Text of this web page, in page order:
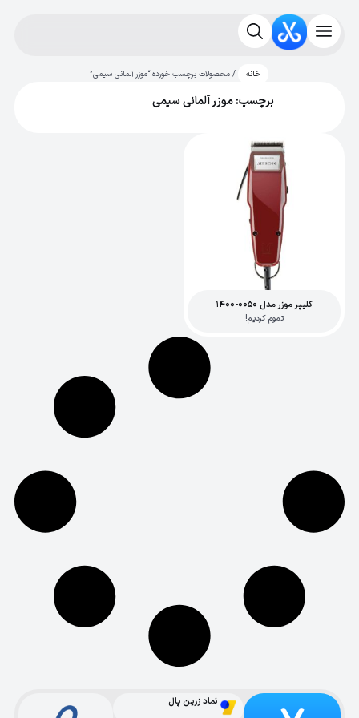
خانه / محصولات برچسب خورده “موزر آلمانی سیمی”
برچسب: موزر آلمانی سیمی
کلیپر موزر مدل 0050-1400
تموم کردیم!
نماد زرین پال